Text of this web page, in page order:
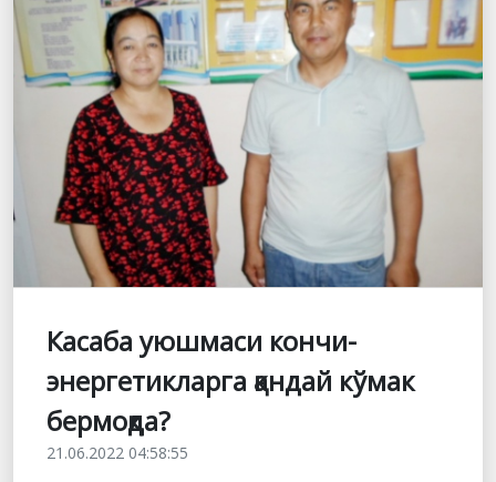
Касаба уюшмаси кончи-
энергетикларга қандай кўмак
бермоқда?
21.06.2022 04:58:55